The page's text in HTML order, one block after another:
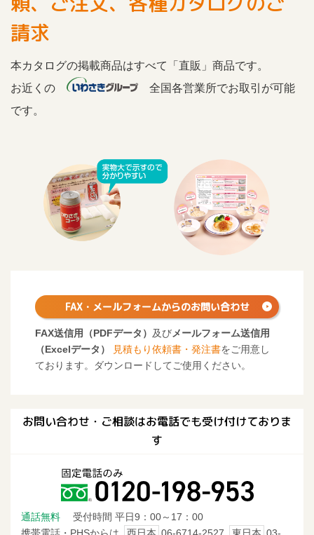
請求
本カタログの掲載商品はすべて「直販」商品です。
お近くの
全国各営業所でお取引が可能
です。
FAX・メールフォームからのお問い合わせ
FAX送信用（PDFデータ） 及びメールフォーム送信用
（Excelデータ）
見積もり依頼書・発注書をご用意し
ております。ダウンロードしてご使用ください。
お問い合わせ・ご相談はお電話でも受け付けておりま
す
通話無料
受付時間 平日9：00～17：00
携帯電話・PHSからは
西日本 06-6714-2527 東日本 03-